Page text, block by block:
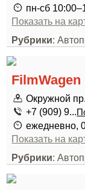
пн-сб
Показать на
Рубрики:
FilmWagen
Окружной
+7 (909) 9...
ежедневно,
Показать на
Рубрики: